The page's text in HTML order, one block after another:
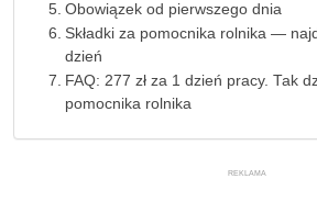
Obowiązek od pierwszego dnia
Składki za pomocnika rolnika —
dzień
FAQ: 277 zł za 1 dzień pracy. Tak
pomocnika rolnika
REKLAMA